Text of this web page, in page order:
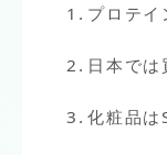
プロテイ
日本で
化粧品は